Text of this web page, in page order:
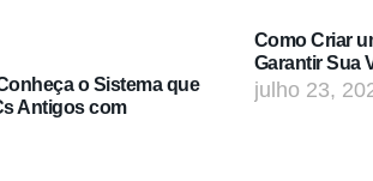
o Sistema que
Antigos com
Como Criar
Garantir Sua
julho 23,